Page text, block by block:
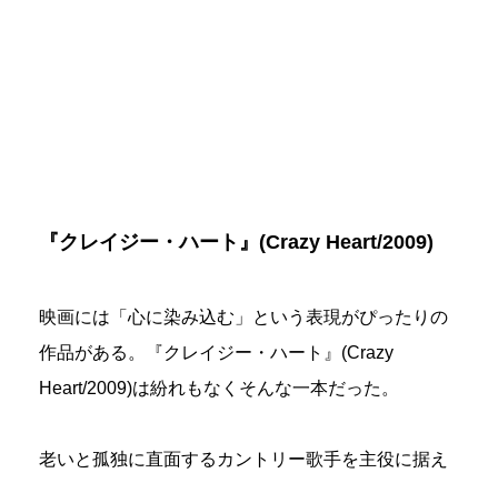
『クレイジー・ハート』(Crazy Heart/2009)
映画には「心に染み込む」という表現がぴったりの
作品がある。『クレイジー・ハート』(Crazy
Heart/2009)は紛れもなくそんな一本だった。
老いと孤独に直面するカントリー歌手を主役に据え